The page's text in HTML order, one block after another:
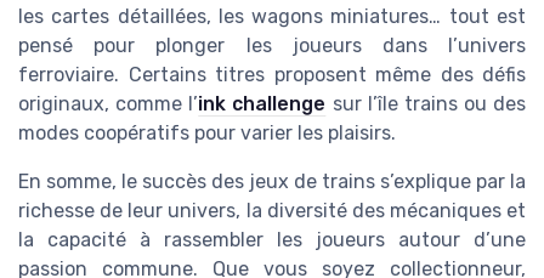
les cartes détaillées, les wagons miniatures… tout est
pensé pour plonger les joueurs dans l’univers
ferroviaire. Certains titres proposent même des défis
originaux, comme l’ink challenge sur l’île trains ou des
modes coopératifs pour varier les plaisirs.
En somme, le succès des jeux de trains s’explique par la
richesse de leur univers, la diversité des mécaniques et
la capacité à rassembler les joueurs autour d’une
passion commune. Que vous soyez collectionneur,